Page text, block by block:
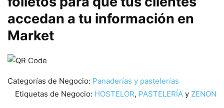
accedan a tu información en
Market
Categorías de Negocio: Panaderías y pastelerías
Etiquetas de Negocio: HOSTELOR, PASTELERÍA y ZENON